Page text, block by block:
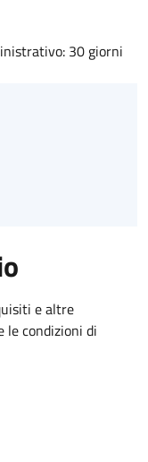
30 giorni
e altre
condizioni di